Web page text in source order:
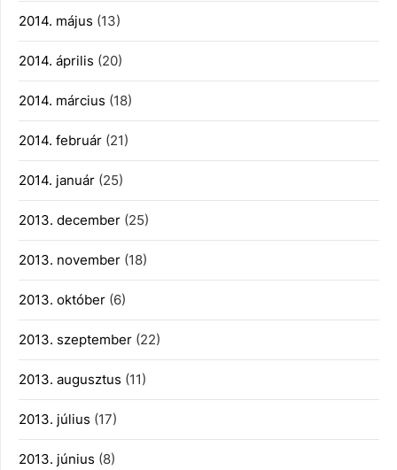
2014. május (13)
2014. április (20)
2014. március (18)
2014. február (21)
2014. január (25)
2013. december (25)
2013. november (18)
2013. október (6)
2013. szeptember (22)
2013. augusztus (11)
2013. július (17)
2013. június (8)